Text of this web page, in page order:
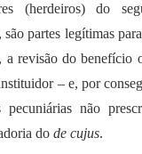
(herdeiros) do
partes legítimas
a revisão do benefício
– e, por
pecuniárias não
dode cujus.